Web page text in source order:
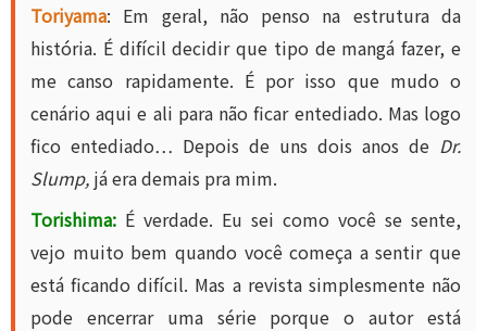
Toriyama: Em geral, não penso na estrutura da
história. É difícil decidir que tipo de mangá fazer, e
me canso rapidamente. É por isso que mudo o
cenário aqui e ali para não ficar entediado. Mas logo
fico entediado… Depois de uns dois anos de Dr.
Slump, já era demais pra mim.
Torishima: É verdade. Eu sei como você se sente,
vejo muito bem quando você começa a sentir que
está ficando difícil. Mas a revista simplesmente não
pode encerrar uma série porque o autor está